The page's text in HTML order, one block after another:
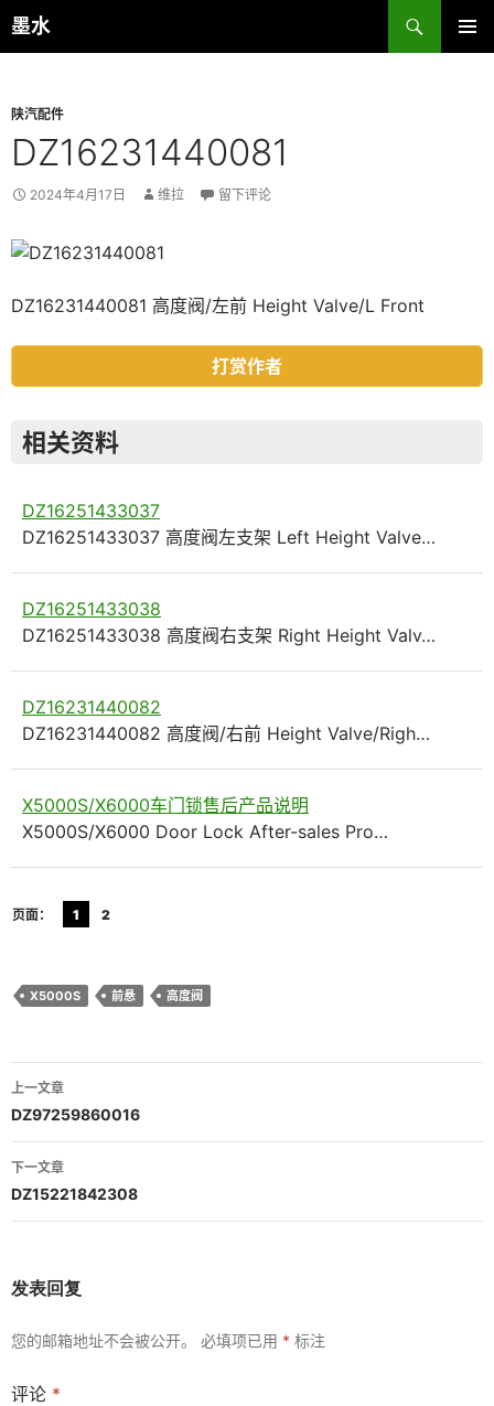
跳
至
墨水
搜
索
陕汽配件
DZ16231440081
2024年4月17日 维拉 留下评论
DZ16231440081 高度阀/左前 Height Valve/L Front
打赏作者
相关资料
DZ16251433037
DZ16251433037 高度阀左支架 Left Height Valve…
DZ16251433038
DZ16251433038 高度阀右支架 Right Height Valv…
DZ16231440082
DZ16231440082 高度阀/右前 Height Valve/Righ…
X5000S/X6000车门锁售后产品说明
X5000S/X6000 Door Lock After-sales Pro…
页面： 1 2
X5000S 前悬 高度阀
文
章
导
航
上一文章
DZ97259860016
下一文章
DZ15221842308
发表回复
您的邮箱地址不会被公开。 必填项已用 * 标注
评论 *